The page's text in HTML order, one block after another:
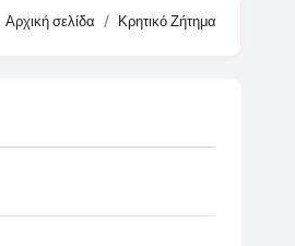
Αρχική σελίδα Κρητικό Ζήτημα